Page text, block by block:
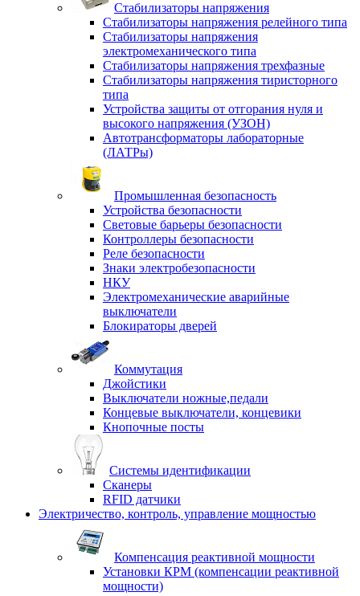
Стабилизаторы напряжения
Стабилизаторы напряжения релейного типа
Стабилизаторы напряжения
электромеханического типа
Стабилизаторы напряжения трехфазные
Стабилизаторы напряжения тиристорного
типа
Устройства защиты от отгорания нуля и
высокого напряжения (УЗОН)
Автотрансформаторы лабораторные
(ЛАТРы)
Промышленная безопасность
Устройства безопасности
Световые барьеры безопасности
Контроллеры безопасности
Реле безопасности
Знаки электробезопасности
НКУ
Электромеханические аварийные
выключатели
Блокираторы дверей
Коммутация
Джойстики
Выключатели ножные,педали
Концевые выключатели, концевики
Кнопочные посты
Системы идентификации
Сканеры
RFID датчики
Электричество, контроль, управление мощностью
Компенсация реактивной мощности
Установки КРМ (компенсации реактивной
мощности)